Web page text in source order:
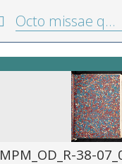
Octo missae quinque, sex et septem vocum
MPM_OD_R-38-